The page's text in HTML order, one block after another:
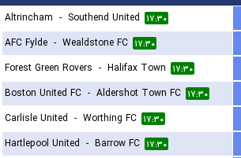
Altrincham - Southend United ۱۷:۳۰
AFC Fylde - Wealdstone FC ۱۷:۳۰
Forest Green Rovers - Halifax Town ۱۷:۳۰
Boston United FC - Aldershot Town FC ۱۷:۳۰
Carlisle United - Worthing FC ۱۷:۳۰
Hartlepool United - Barrow FC ۱۷:۳۰